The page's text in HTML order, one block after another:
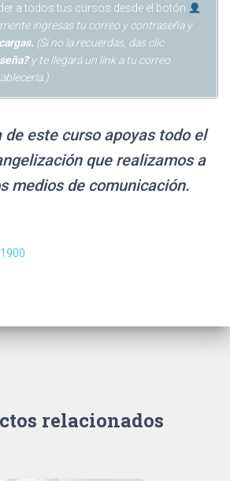
a todos tus cursos desde el botón
ingresas tu correo y contraseña y
(Si no la recuerdas, das clic
y te llegará un link a tu correo
de este curso apoyas todo el
que realizamos a
medios de comunicación.
relacionados